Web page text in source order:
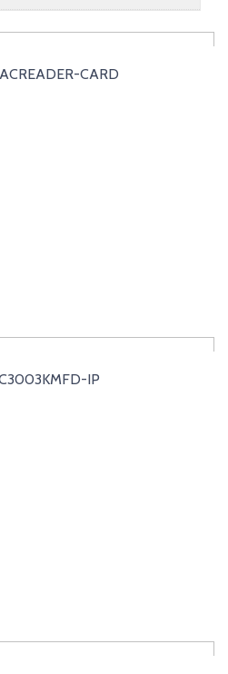
CARD
IP